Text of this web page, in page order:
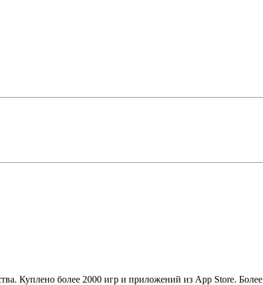
Куплено более 2000 игр и приложений из App Store.